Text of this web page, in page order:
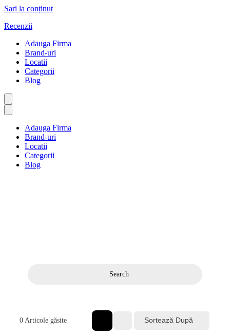
Sari la conținut
Recenzii
Adauga Firma
Brand-uri
Locatii
Categorii
Blog
Adauga Firma
Brand-uri
Locatii
Categorii
Blog
Search
0 Articole găsite Sortează După